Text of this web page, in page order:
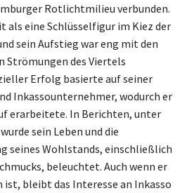
Rotlichtmilieu verbunden.
eine Schlüsselfigur im Kiez der
sein Aufstieg war eng mit den
Strömungen des Viertels
Erfolg basierte auf seiner
Inkassounternehmer, wodurch er
erarbeitete. In Berichten, unter
sein Leben und die
seines Wohlstands, einschließlich
beleuchtet. Auch wenn er
bleibt das Interesse an Inkasso